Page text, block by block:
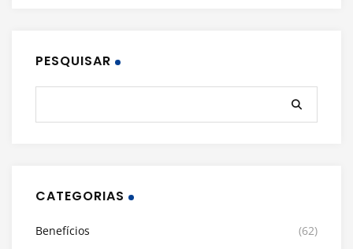
PESQUISAR
CATEGORIAS
Benefícios
(62)